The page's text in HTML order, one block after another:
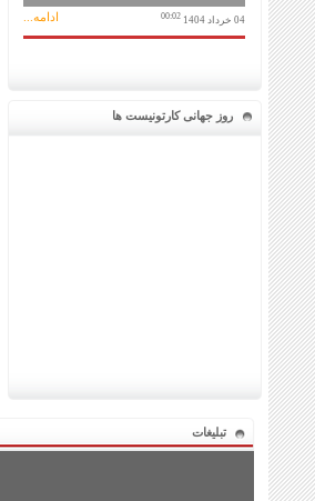
04 خرداد 1404 00:02 ادامه...
روز جهانی کارتونیست ها
تبلیغات